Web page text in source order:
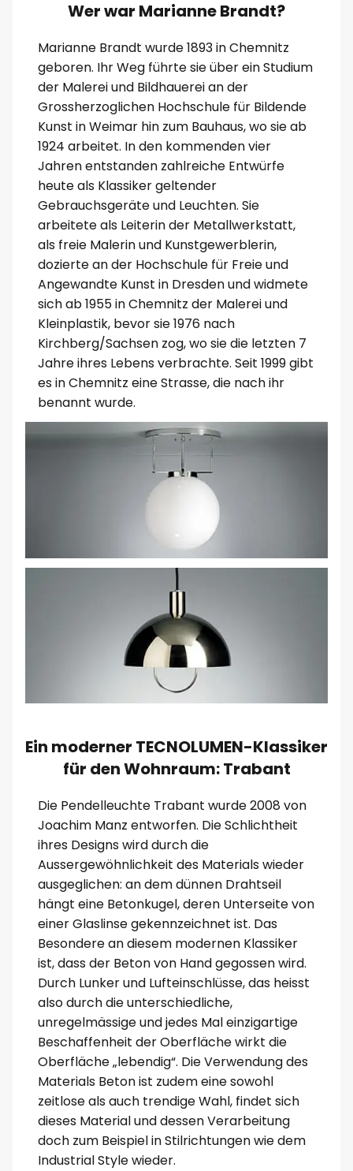
Wer war Marianne Brandt?
Marianne Brandt wurde 1893 in Chemnitz
geboren. Ihr Weg führte sie über ein Studium
der Malerei und Bildhauerei an der
Grossherzoglichen Hochschule für Bildende
Kunst in Weimar hin zum Bauhaus, wo sie ab
1924 arbeitet. In den kommenden vier
Jahren entstanden zahlreiche Entwürfe
heute als Klassiker geltender
Gebrauchsgeräte und Leuchten. Sie
arbeitete als Leiterin der Metallwerkstatt,
als freie Malerin und Kunstgewerblerin,
dozierte an der Hochschule für Freie und
Angewandte Kunst in Dresden und widmete
sich ab 1955 in Chemnitz der Malerei und
Kleinplastik, bevor sie 1976 nach
Kirchberg/Sachsen zog, wo sie die letzten 7
Jahre ihres Lebens verbrachte. Seit 1999 gibt
es in Chemnitz eine Strasse, die nach ihr
benannt wurde.
Ein moderner TECNOLUMEN-Klassiker
für den Wohnraum: Trabant
Die Pendelleuchte Trabant wurde 2008 von
Joachim Manz entworfen. Die Schlichtheit
ihres Designs wird durch die
Aussergewöhnlichkeit des Materials wieder
ausgeglichen: an dem dünnen Drahtseil
hängt eine Betonkugel, deren Unterseite von
einer Glaslinse gekennzeichnet ist. Das
Besondere an diesem modernen Klassiker
ist, dass der Beton von Hand gegossen wird.
Durch Lunker und Lufteinschlüsse, das heisst
also durch die unterschiedliche,
unregelmässige und jedes Mal einzigartige
Beschaffenheit der Oberfläche wirkt die
Oberfläche „lebendig“. Die Verwendung des
Materials Beton ist zudem eine sowohl
zeitlose als auch trendige Wahl, findet sich
dieses Material und dessen Verarbeitung
doch zum Beispiel in Stilrichtungen wie dem
Industrial Style wieder.